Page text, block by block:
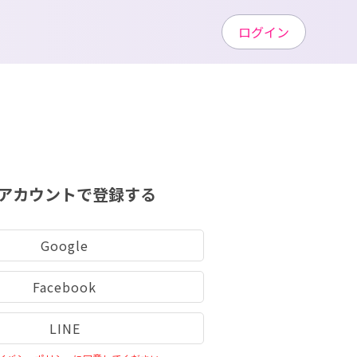
カウントで登録する
Google
Facebook
LINE
ログイン